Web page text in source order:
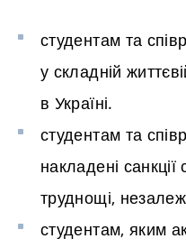
студентам та
у складній
в Україні.
студентам та
накладені
труднощі,
студентам, яким